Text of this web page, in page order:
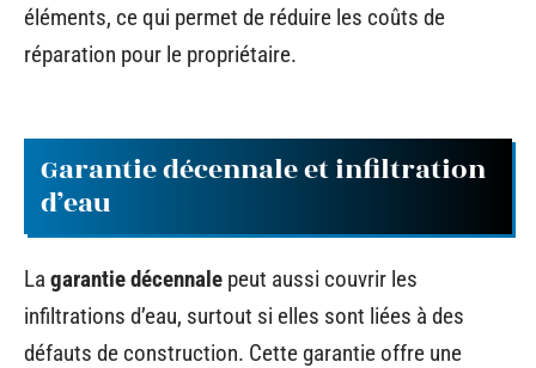
éléments, ce qui permet de réduire les coûts de
réparation pour le propriétaire.
Garantie décennale et infiltration
d’eau
La garantie décennale peut aussi couvrir les
infiltrations d’eau, surtout si elles sont liées à des
défauts de construction. Cette garantie offre une